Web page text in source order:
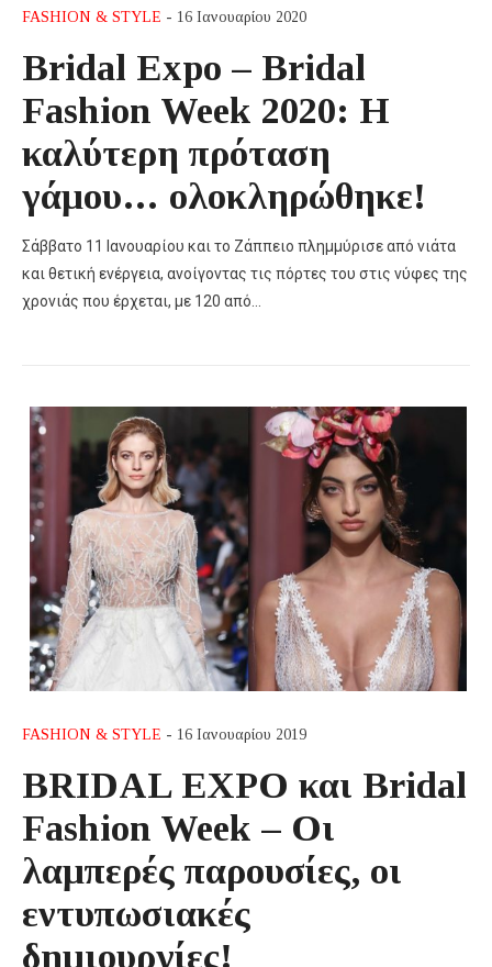
FASHION & STYLE - 16 Ιανουαρίου 2020
Bridal Expo – Bridal
Fashion Week 2020: Η
καλύτερη πρόταση
γάμου… ολοκληρώθηκε!
Σάββατο 11 Ιανουαρίου και το Ζάππειο πλημμύρισε από νιάτα
και θετική ενέργεια, ανοίγοντας τις πόρτες του στις νύφες της
χρονιάς που έρχεται, με 120 από…
FASHION & STYLE - 16 Ιανουαρίου 2019
BRIDAL EXPO και Bridal
Fashion Week – Οι
λαμπερές παρουσίες, οι
εντυπωσιακές
δημιουργίες!